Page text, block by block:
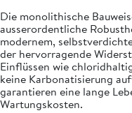
Die monolithische
ausserordentliche
modernem,
der hervorragende
Einflüssen wie
keine Karbonatisierung
garantieren eine lange
Wartungskosten.